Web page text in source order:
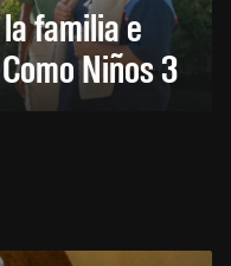
familia e
Niños 3